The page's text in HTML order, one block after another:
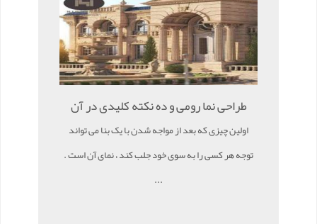
طراحی نما رومی و ده نکته کلیدی در آن
اولین چیزی که بعد از مواجه شدن با یک بنا می تواند
توجه هر کسی را به سوی خود جلب کند ، نمای آن است .
...